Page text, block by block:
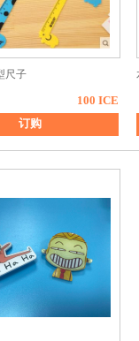
尺子
100 ICE
订购